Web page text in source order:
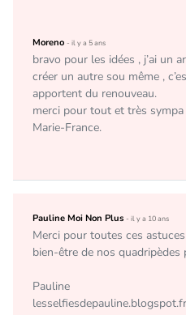
Moreno - il y a 5 ans
bravo pour les idées , j’ai un
créer un autre sou même ,
apportent du renouveau.
merci pour tout et très sympa
Marie-France.
Pauline Moi Non Plus - il y a 10 ans
Merci pour toutes ces
bien-être de nos quadripèdes
Pauline
lesselfiesdepauline.blogspot.fr